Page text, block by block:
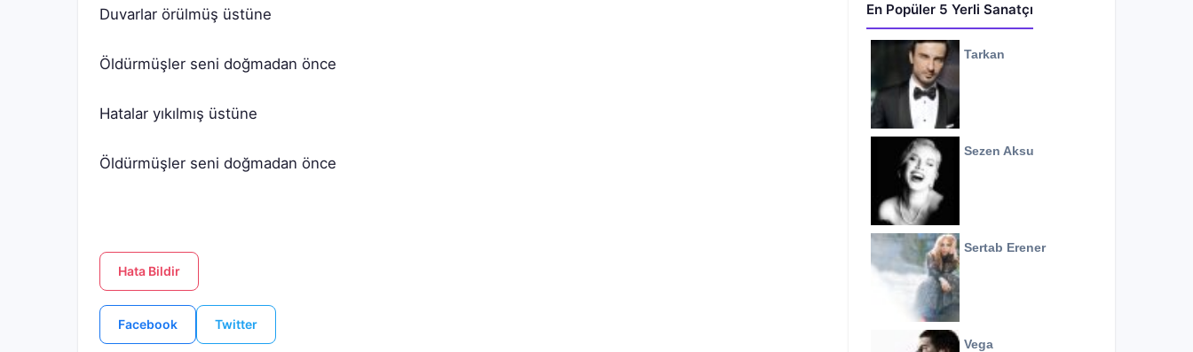
Öldürmüşler seni doğmadan önce
Hata Bildir
Facebook Twitter
En Popüler 5 Yerli Sanatçı
Tarkan
Sezen Aksu
Sertab Erener
Vega